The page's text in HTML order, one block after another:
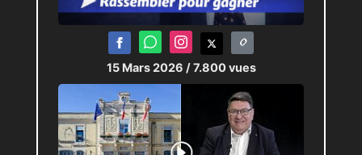
15 Mars 2026 / 7.800 vues